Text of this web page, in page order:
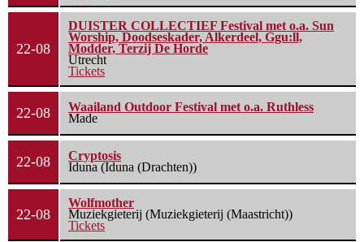
22-08
DUISTER COLLECTIEF Festival met o.a. Sun
Worship, Doodseskader, Alkerdeel, Ggu:ll,
Modder, Terzij De Horde
Utrecht
Tickets
22-08
Waailand Outdoor Festival met o.a. Ruthless
Made
22-08
Cryptosis
Iduna (Iduna (Drachten))
22-08
Wolfmother
Muziekgieterij (Muziekgieterij (Maastricht))
Tickets